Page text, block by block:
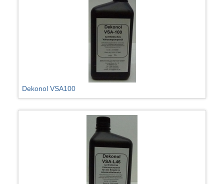
Dekonol VSA100